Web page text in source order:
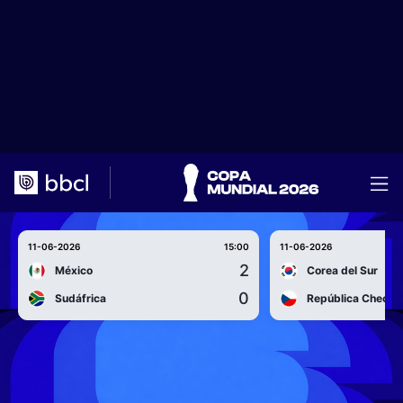
11-06-2026 15:00
México 2
Sudáfrica 0
11-06-2026
Corea del Sur
República Checa